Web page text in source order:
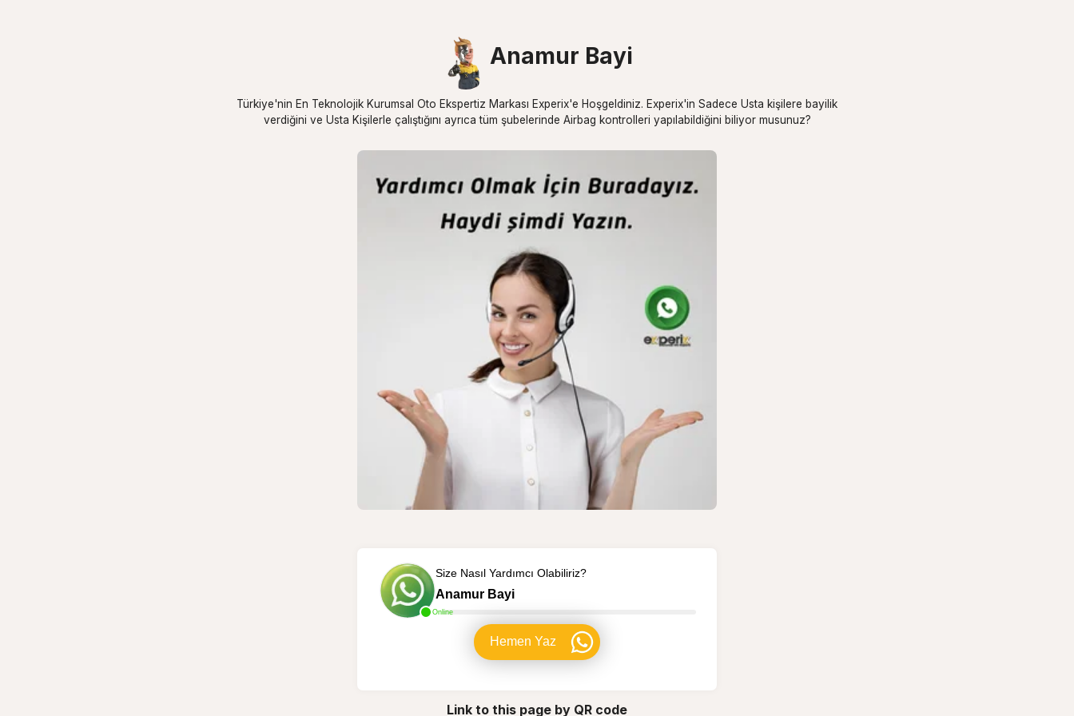
Anamur Bayi
Türkiye'nin En Teknolojik Kurumsal Oto Ekspertiz Markası Experix'e Hoşgeldiniz. Experix'in Sadece Usta kişilere bayilik
verdiğini ve Usta Kişilerle çalıştığını ayrıca tüm şubelerinde Airbag kontrolleri yapılabildiğini biliyor musunuz?
Online
Size Nasıl Yardımcı Olabiliriz?
Anamur Bayi
Hemen Yaz
Link to this page by QR code